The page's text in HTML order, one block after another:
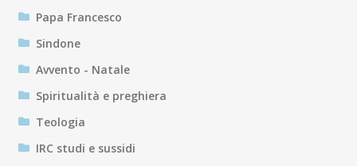
Papa Francesco
Sindone
Avvento - Natale
Spiritualità e preghiera
Teologia
IRC studi e sussidi